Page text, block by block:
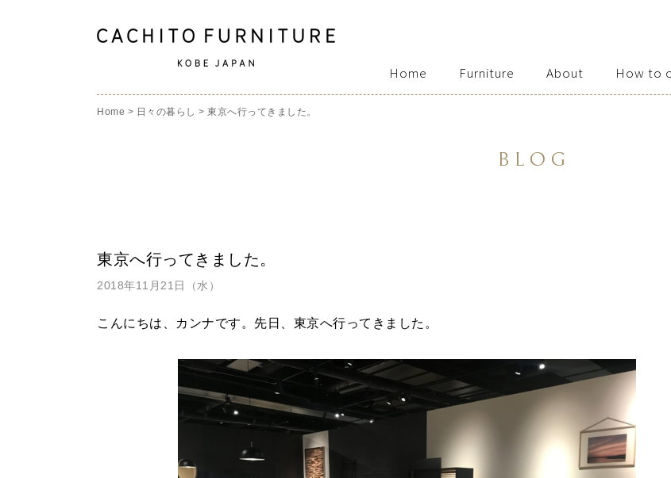
Home Furniture About How to
Access / Contact
Home > 日々の暮らし > 東京へ行ってきました。
BLOG
東京へ行ってきました。
2018年11月21日（水）
こんにちは、カンナです。 先日、東京へ行ってきました。